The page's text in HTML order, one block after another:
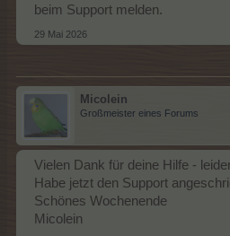
beim Support melden.
29 Mai 2026
Micolein
Großmeister eines Forums
Vielen Dank für deine Hilfe -
Habe jetzt den Support
Schönes Wochenende
Micolein